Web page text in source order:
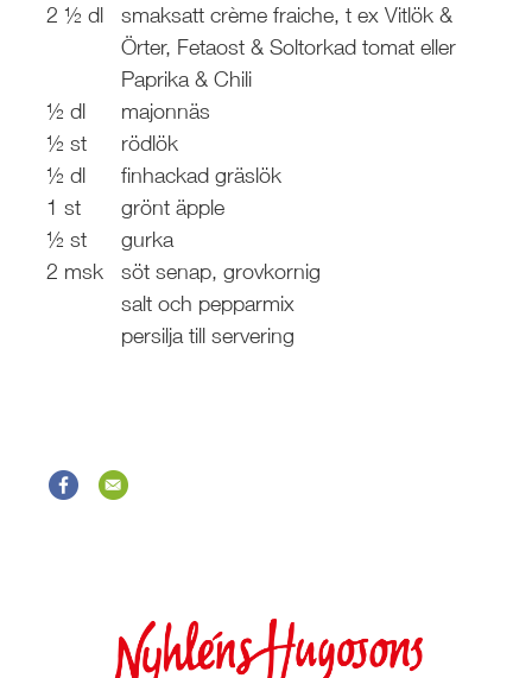
2 ½ dl
smaksatt crème fraiche, t ex Vitlök &
Örter, Fetaost & Soltorkad tomat eller
Paprika & Chili
½ dl
majonnäs
½ st
rödlök
½ dl
finhackad gräslök
1 st
grönt äpple
½ st
gurka
2 msk
söt senap, grovkornig
salt och pepparmix
persilja till servering